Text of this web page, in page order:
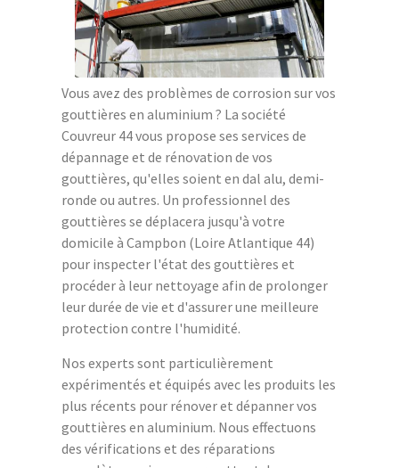
Vous avez des problèmes de corrosion sur vos
gouttières en aluminium ? La société
Couvreur 44 vous propose ses services de
dépannage et de rénovation de vos
gouttières, qu'elles soient en dal alu, demi-
ronde ou autres. Un professionnel des
gouttières se déplacera jusqu'à votre
domicile à Campbon (Loire Atlantique 44)
pour inspecter l'état des gouttières et
procéder à leur nettoyage afin de prolonger
leur durée de vie et d'assurer une meilleure
protection contre l'humidité.
Nos experts sont particulièrement
expérimentés et équipés avec les produits les
plus récents pour rénover et dépanner vos
gouttières en aluminium. Nous effectuons
des vérifications et des réparations